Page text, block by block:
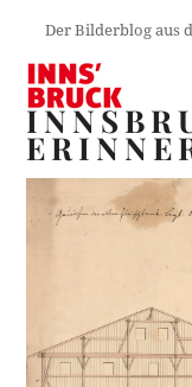
Der Bilderblog aus